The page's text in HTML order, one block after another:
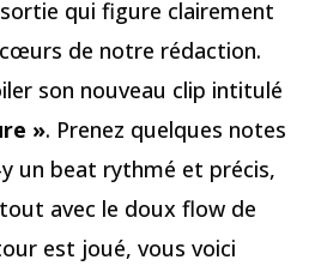
qui figure clairement
de notre rédaction.
son nouveau clip intitulé
». Prenez quelques notes
un beat rythmé et précis,
avec le doux flow de
est joué, vous voici